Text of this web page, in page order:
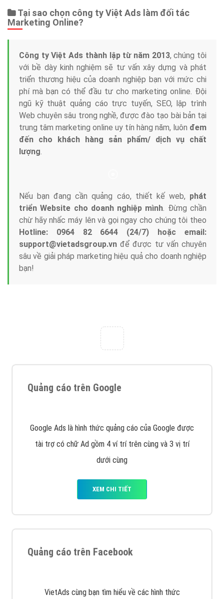
Tại sao chọn công ty Việt Ads làm đối tác
Marketing Online?
Công ty Việt Ads thành lập từ năm 2013, chúng tôi
với bề dày kinh nghiệm sẽ tư vấn xây dựng và phát
triển thương hiệu của doanh nghiệp bạn với mức chi
phí mà bạn có thể đầu tư cho marketing online. Đội
ngũ kỹ thuật quảng cáo trực tuyến, SEO, lập trình
Web chuyên sâu trong nghề, được đào tạo bài bản tại
trung tâm marketing online uy tín hàng năm, luôn đem
đến cho khách hàng sản phẩm/ dịch vụ chất
lượng.
Nếu bạn đang cần quảng cáo, thiết kế web, phát
triển Website cho doanh nghiệp mình. Đừng chần
chừ hãy nhấc máy lên và gọi ngay cho chúng tôi theo
Hotline: 0964 82 6644 (24/7) hoặc email:
support@vietadsgroup.vn để được tư vấn chuyên
sâu về giải pháp marketing hiệu quả cho doanh nghiệp
bạn!
Quảng cáo trên Google
Google Ads là hình thức quảng cáo của Google được
tài trợ có chữ Ad gồm 4 ví trí trên cùng và 3 vị trí
dưới cùng
XEM CHI TIẾT
Quảng cáo trên Facebook
VietAds cùng bạn tìm hiểu về các hình thức